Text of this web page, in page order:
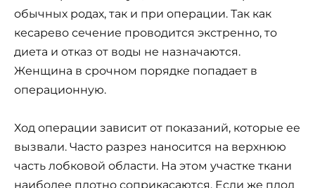
обычных родах, так и при операции. Так как
кесарево сечение проводится экстренно, то
диета и отказ от воды не назначаются.
Женщина в срочном порядке попадает в
операционную.
Ход операции зависит от показаний, которые ее
вызвали. Часто разрез наносится на верхнюю
часть лобковой области. На этом участке ткани
наиболее плотно соприкасаются. Если же плод